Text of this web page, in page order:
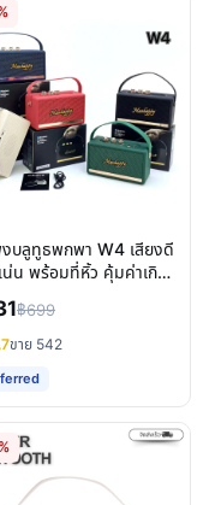
งบลูทูธพกพา W4 เสียงดี
น่น พร้อมที่หิ้ว คุ้มค่าเกิน
ริงหรือ?
฿699
ขาย 542